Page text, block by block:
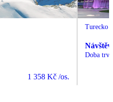
1 358 Kč /os.
Turecko
Doba